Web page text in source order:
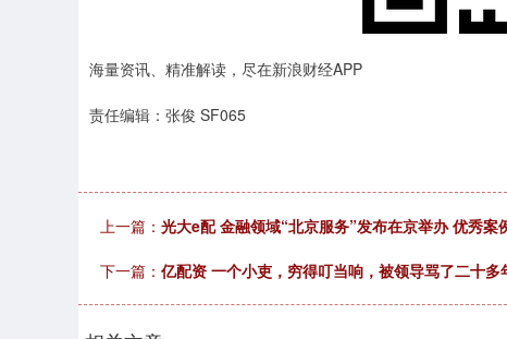
海量资讯、精准解读，尽在新浪财经APP
责任编辑：张俊 SF065
上一篇： 光大e配 金融领域“北京服务”发布在京举办 优秀案
下一篇： 亿配资 一个小吏，穷得叮当响，被领导骂了二十